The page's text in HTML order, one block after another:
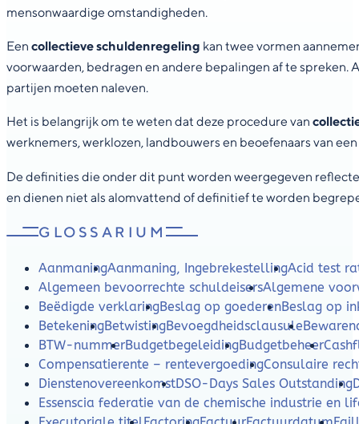
GLOSSARIUM
AanmaningAanmaning, IngebrekestellingAcid test
Algemeen bevoorrechte schuldeisersAlgemene
Beëdigde verklaringBeslag op goederenBeslag op
BetekeningBetwistingBevoegdheidsclausule
BTW-nummerBudgetbegeleidingBudgetbeheer
Compensatierente – rentevergoedingConsulaire
DienstenovereenkomstDSO-Days Sales Outstanding
Essenscia federatie van de chemische industrie en
mensonwaardige omstandigheden.
Een collectieve schuldenregeling kan twee vormen
voorwaarden, bedragen en andere bepalingen af te
partijen moeten naleven.
Het is belangrijk om te weten dat deze procedure van
werknemers, werklozen, landbouwers en beoefenaars van
De definities die onder dit punt worden weergegeven
en dienen niet als alomvattend of definitief te worden